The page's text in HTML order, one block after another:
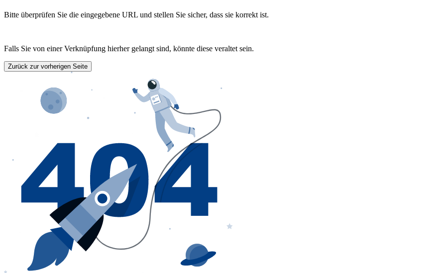
Bitte überprüfen Sie die eingegebene URL und stellen Sie sicher, dass sie korrekt ist.
Falls Sie von einer Verknüpfung hierher gelangt sind, könnte diese veraltet sein.
Zurück zur vorherigen Seite